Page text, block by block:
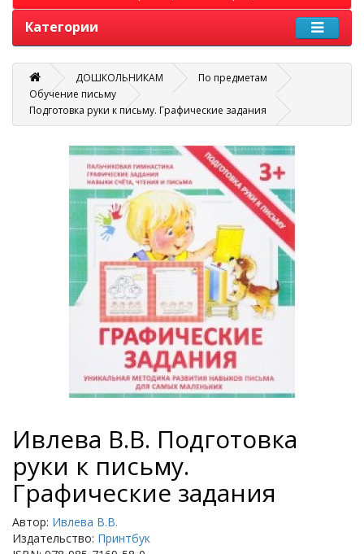
Категории
ДОШКОЛЬНИКАМ
По предметам
Обучение письму
Подготовка руки к письму. Графические задания
Ивлева В.В. Подготовка
руки к письму.
Графические задания
Автор: Ивлева В.В.
Издательство: Принтбук